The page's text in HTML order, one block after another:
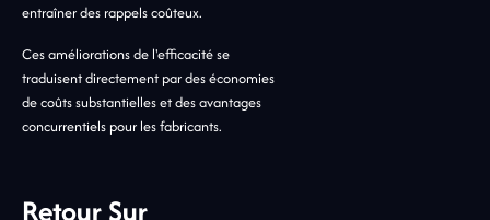
entraîner des rappels coûteux.
Ces améliorations de l'efficacité se
traduisent directement par des économies
de coûts substantielles et des avantages
concurrentiels pour les fabricants.
Retour Sur